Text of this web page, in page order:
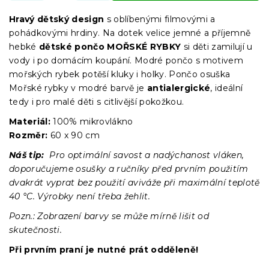
Hravý dětský design s oblíbenými filmovými a
pohádkovými hrdiny. Na dotek velice jemné a příjemně
hebké dětské pončo MOŘSKÉ RYBKY si děti zamilují u
vody i po domácím koupání. Modré pončo s motivem
mořských rybek potěší kluky i holky. Pončo osuška
Mořské rybky v modré barvě je antialergické, ideální
tedy i pro malé děti s citlivější pokožkou.
Materiál:100% mikrovlákno
Rozměr: 60 x 90 cm
Náš tip: Pro optimální savost a nadýchanost vláken,
doporučujeme osušky a ručníky před prvním použitím
dvakrát vyprat bez použití aviváže při maximální teplotě
40 °C. Výrobky není třeba žehlit.
Pozn.: Zobrazení barvy se může mírně lišit od
skutečnosti.
Při prvním praní je nutné prát odděleně!